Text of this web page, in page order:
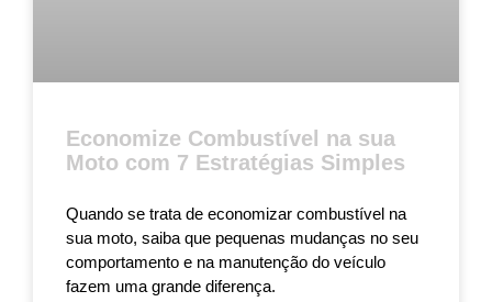
Economize Combustível na sua
Moto com 7 Estratégias Simples
Quando se trata de economizar combustível na
sua moto, saiba que pequenas mudanças no seu
comportamento e na manutenção do veículo
fazem uma grande diferença.